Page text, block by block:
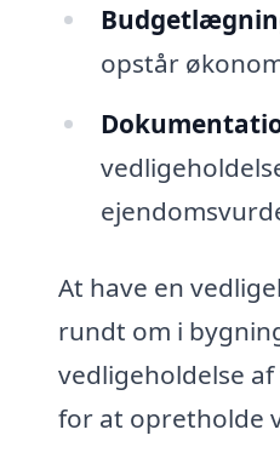
opstår
At have en
rundt om i
vedligeholdelse
for at opretholde